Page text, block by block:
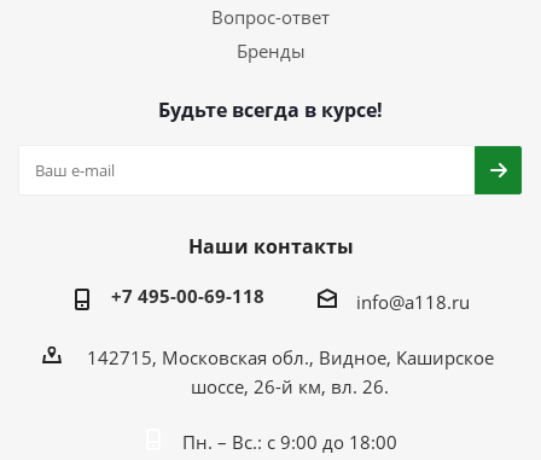
Вопрос-ответ
Бренды
Будьте всегда в курсе!
Наши контакты
+7 495-00-69-118 info@a118.ru
142715, Московская обл., Видное, Каширское
шоссе, 26-й км, вл. 26.
Пн. – Вс.: с 9:00 до 18:00